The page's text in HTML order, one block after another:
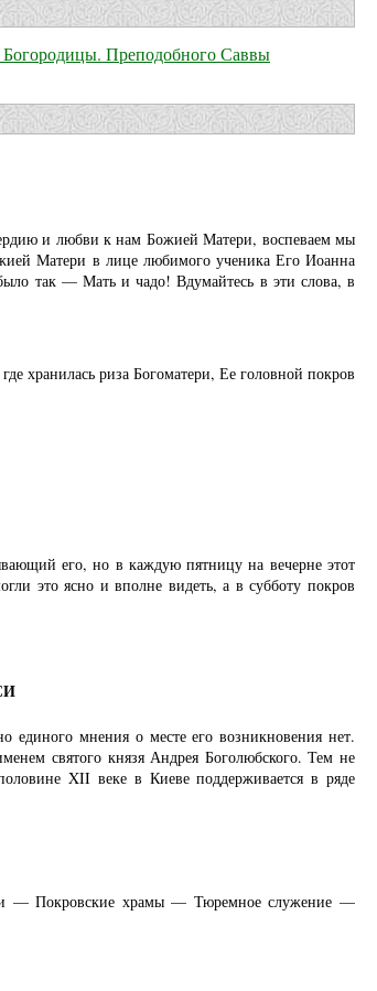
Преподобного Саввы
и любви к нам Божией Матери, воспеваем мы
Матери в лице любимого ученика Его Иоанна
так — Мать и чадо! Вдумайтесь в эти слова, в
хранилась риза Богоматери, Ее головной покров
его, но в каждую пятницу на вечерне этот
это ясно и вполне видеть, а в субботу покров
единого мнения о месте его возникновения нет.
святого князя Андрея Боголюбского. Тем не
XII веке в Киеве поддерживается в ряде
— Покровские храмы — Тюремное служение —